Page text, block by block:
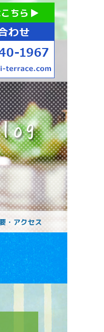
す大和｜就労移行｜就
ちら
お子様の
・アクセス